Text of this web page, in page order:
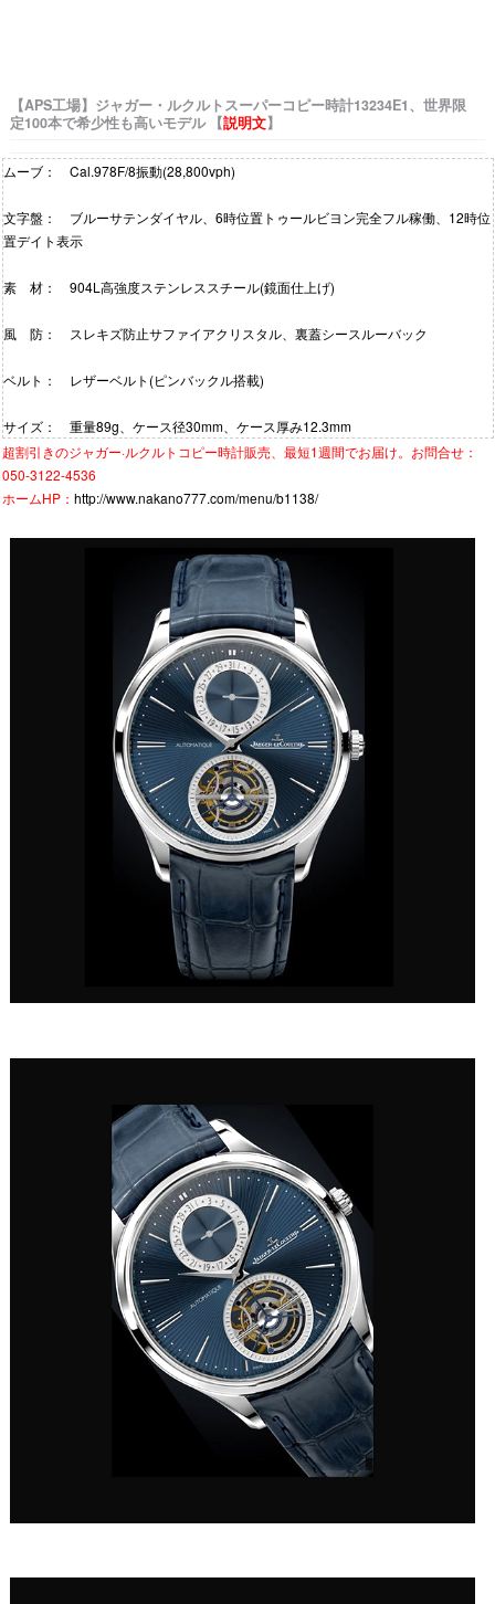
【APS工場】ジャガー・ルクルトスーパーコピー時計13234E1、世界限
定100本で希少性も高いモデル 【説明文】
ムーブ： Cal.978F/8振動(28,800vph)
文字盤： ブルーサテンダイヤル、6時位置トゥールビヨン完全フル稼働、12時位
置デイト表示
素 材： 904L高強度ステンレススチール(鏡面仕上げ)
風 防： スレキズ防止サファイアクリスタル、裏蓋シースルーバック
ベルト： レザーベルト(ピンバックル搭載)
サイズ： 重量89g、ケース径30mm、ケース厚み12.3mm
超割引きのジャガー·ルクルトコピー時計販売、最短1週間でお届け。お問合せ：
050-3122-4536
ホームHP： http://www.nakano777.com/menu/b1138/